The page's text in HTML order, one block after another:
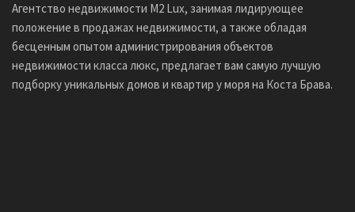
Агентство недвижимости M2 Lux, занимая лидирующее
положение в продажах недвижимости, а также обладая
бесценным опытом администрирования объектов
недвижимости класса люкс, предлагает вам самую лучшую
подборку уникальных домов и квартир у моря на Коста Брава.